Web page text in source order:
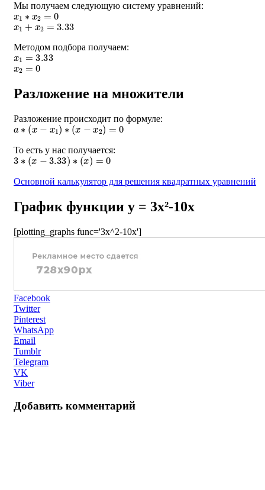
Мы получаем следующую систему уравнений:
x1∗x2=0
x1 + x2 =3.33
Методом подбора получаем:
x1=3.33
x2 =0
Разложение на множители
Разложение происходит по формуле:
a ∗(x−x1)∗ (x−x2)=0
То есть у нас получается:
3∗(x−3.33)∗(x)=0
Основной калькулятор для решения квадратных уравнений
График функции y = 3x²-10x
[plotting_graphs func='3x^2-10x']
Facebook
Twitter
Pinterest
WhatsApp
Email
Tumblr
Telegram
VK
Viber
Добавить комментарий